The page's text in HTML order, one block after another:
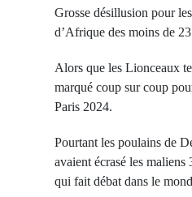
Grosse désillusion pour
d’Afrique des moins de
Alors que les Lionceaux
marqué coup sur coup
Paris 2024.
Pourtant les poulains de
avaient écrasé les
qui fait débat dans le